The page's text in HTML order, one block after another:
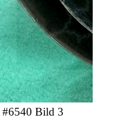
#6540 Bild 3